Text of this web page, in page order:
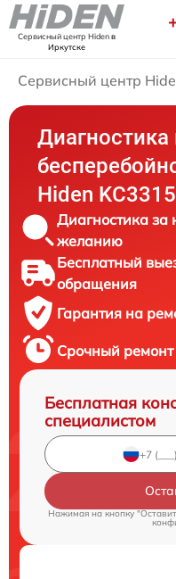
Сервисный центр Hidenв
Иркутске
Сервисный центр
Диагностика
Hiden
Диагностика за
желанию
Бесплатный
обращения
Гарантия на
Срочный ремонт
Бесплатная
специалистом
Нажимая на кнопку